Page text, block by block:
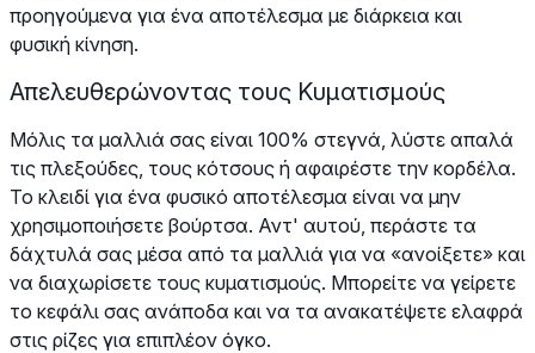
προηγούμενα για ένα αποτέλεσμα με διάρκεια και
φυσική κίνηση.
Απελευθερώνοντας τους Κυματισμούς
Μόλις τα μαλλιά σας είναι 100% στεγνά, λύστε απαλά
τις πλεξούδες, τους κότσους ή αφαιρέστε την κορδέλα.
Το κλειδί για ένα φυσικό αποτέλεσμα είναι να μην
χρησιμοποιήσετε βούρτσα. Αντ' αυτού, περάστε τα
δάχτυλά σας μέσα από τα μαλλιά για να «ανοίξετε» και
να διαχωρίσετε τους κυματισμούς. Μπορείτε να γείρετε
το κεφάλι σας ανάποδα και να τα ανακατέψετε ελαφρά
στις ρίζες για επιπλέον όγκο.